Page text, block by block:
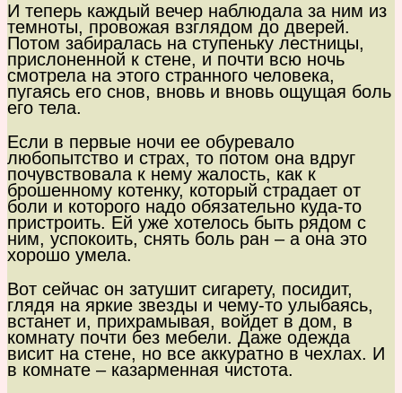
И теперь каждый вечер наблюдала за ним из
темноты, провожая взглядом до дверей.
Потом забиралась на ступеньку лестницы,
прислоненной к стене, и почти всю ночь
смотрела на этого странного человека,
пугаясь его снов, вновь и вновь ощущая боль
его тела.
Если в первые ночи ее обуревало
любопытство и страх, то потом она вдруг
почувствовала к нему жалость, как к
брошенному котенку, который страдает от
боли и которого надо обязательно куда-то
пристроить. Ей уже хотелось быть рядом с
ним, успокоить, снять боль ран – а она это
хорошо умела.
Вот сейчас он затушит сигарету, посидит,
глядя на яркие звезды и чему-то улыбаясь,
встанет и, прихрамывая, войдет в дом, в
комнату почти без мебели. Даже одежда
висит на стене, но все аккуратно в чехлах. И
в комнате – казарменная чистота.